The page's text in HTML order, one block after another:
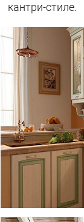
кантри-стиле.